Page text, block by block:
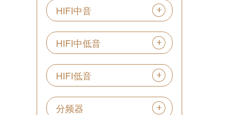
HIFI中音
HIFI中低音
HIFI低音
分频器